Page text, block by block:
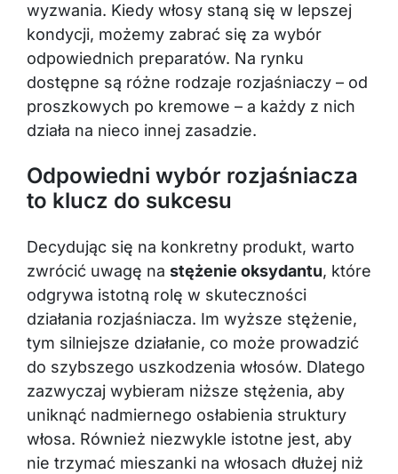
wyzwania. Kiedy włosy staną się w lepszej
kondycji, możemy zabrać się za wybór
odpowiednich preparatów. Na rynku
dostępne są różne rodzaje rozjaśniaczy – od
proszkowych po kremowe – a każdy z nich
działa na nieco innej zasadzie.
Odpowiedni wybór rozjaśniacza
to klucz do sukcesu
Decydując się na konkretny produkt, warto
zwrócić uwagę na stężenie oksydantu, które
odgrywa istotną rolę w skuteczności
działania rozjaśniacza. Im wyższe stężenie,
tym silniejsze działanie, co może prowadzić
do szybszego uszkodzenia włosów. Dlatego
zazwyczaj wybieram niższe stężenia, aby
uniknąć nadmiernego osłabienia struktury
włosa. Również niezwykle istotne jest, aby
nie trzymać mieszanki na włosach dłużej niż